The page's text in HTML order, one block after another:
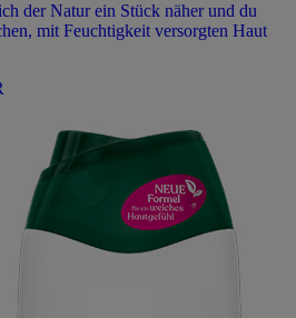
der Natur ein Stück näher und du
mit Feuchtigkeit versorgten Haut